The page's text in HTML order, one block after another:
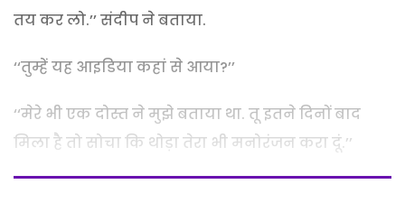
तय कर लो.’’ संदीप ने बताया.
‘‘तुम्हें यह आइडिया कहां से आया?’’
‘‘मेरे भी एक दोस्त ने मुझे बताया था. तू इतने दिनों बाद
मिला है तो सोचा कि थोड़ा तेरा भी मनोरंजन करा दूं.’’